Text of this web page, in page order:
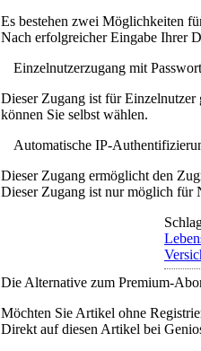
Es bestehen zwei Möglichkeiten
Nach erfolgreicher Eingabe Ihrer
Einzelnutzerzugang mit Passwort
Dieser Zugang ist für Einzelnutzer
können Sie selbst wählen.
Automatische IP-
Dieser Zugang ermöglicht den
Dieser Zugang ist nur möglich für
Die Alternative zum Premium-
Möchten Sie Artikel ohne
Direkt auf diesen Artikel bei